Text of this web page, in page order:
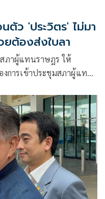
ตัว 'ประวิตร' ไม่มา
ยต้องส่งใบลา
ภาผู้แทนราษฎร ให้
งการเข้าประชุมสภาผู้แทน